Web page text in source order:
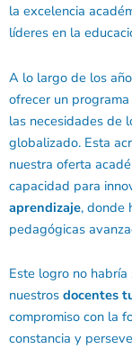
la excelencia
líderes en la
A lo largo de los
ofrecer un
las necesidades de
globalizado. Esta
nuestra oferta
capacidad para
aprendizaje, donde
pedagógicas
Este logro no
nuestros docentes
compromiso con la
constancia y